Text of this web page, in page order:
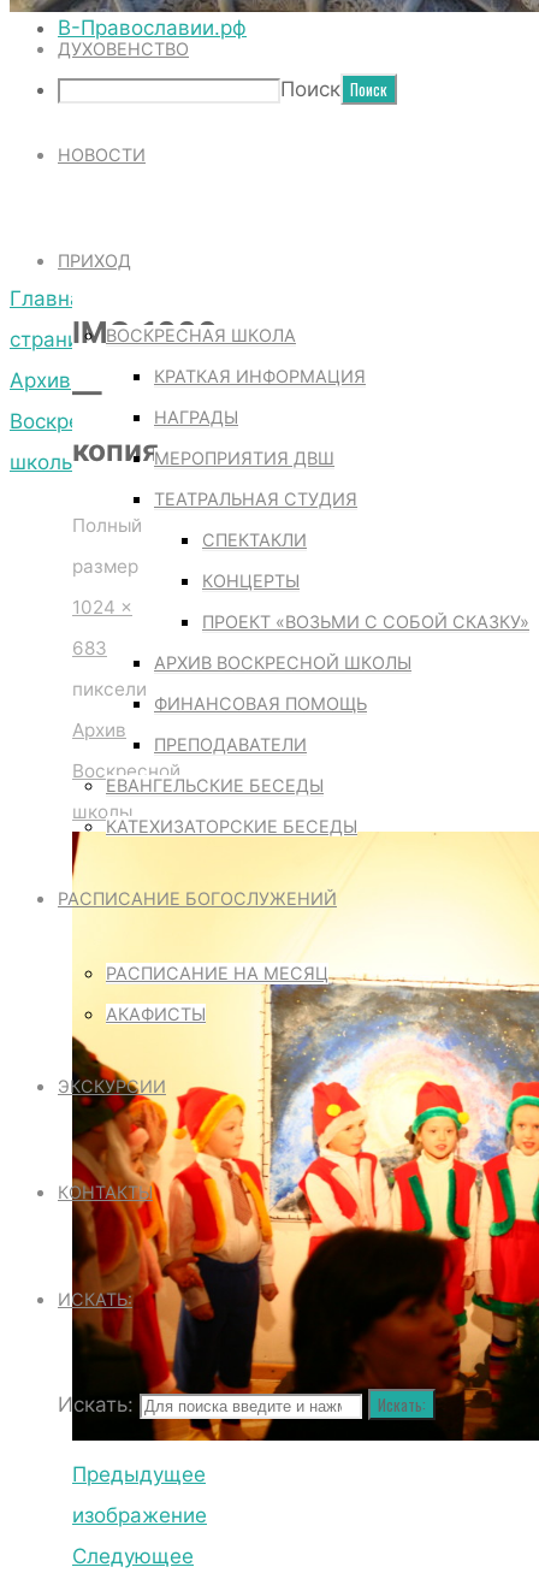
ДУХОВЕНСТВО
НОВОСТИ
ПРИХОД
ВОСКРЕСНАЯ ШКОЛА
КРАТКАЯ ИНФОРМАЦИЯ
НАГРАДЫ
МЕРОПРИЯТИЯ ДВШ
ТЕАТРАЛЬНАЯ СТУДИЯ
СПЕКТАКЛИ
КОНЦЕРТЫ
ПРОЕКТ «ВОЗЬМИ С СОБОЙ СКАЗКУ»
АРХИВ ВОСКРЕСНОЙ ШКОЛЫ
ФИНАНСОВАЯ ПОМОЩЬ
ПРЕПОДАВАТЕЛИ
ЕВАНГЕЛЬСКИЕ БЕСЕДЫ
КАТЕХИЗАТОРСКИЕ БЕСЕДЫ
РАСПИСАНИЕ БОГОСЛУЖЕНИЙ
РАСПИСАНИЕ НА МЕСЯЦ
АКАФИСТЫ
ЭКСКУРСИИ
КОНТАКТЫ
ИСКАТЬ:
Искать: Искать:
IMG_1000 —
КОПИЯ
Главная
страница
Архив
Воскресной
школы
IMG_1000
—
копия
Полный
размер
1024 ×
683
пиксели
Архив
Воскресной
школы
Предыдущее
изображение
Следующее
В-Православии.рф
Поиск